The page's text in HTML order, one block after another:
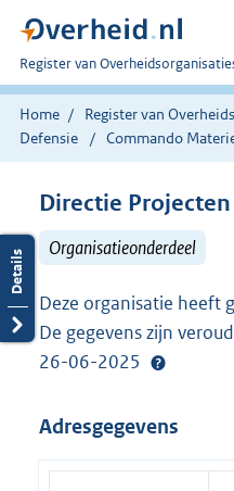
U
bent
nu
hier:
Register van
Home Register van
Defensie
Commando
Directie Projecten
Organisatieonderdeel
Deze organisatie heeft
De gegevens zijn
26-06-2025
Adresgegevens